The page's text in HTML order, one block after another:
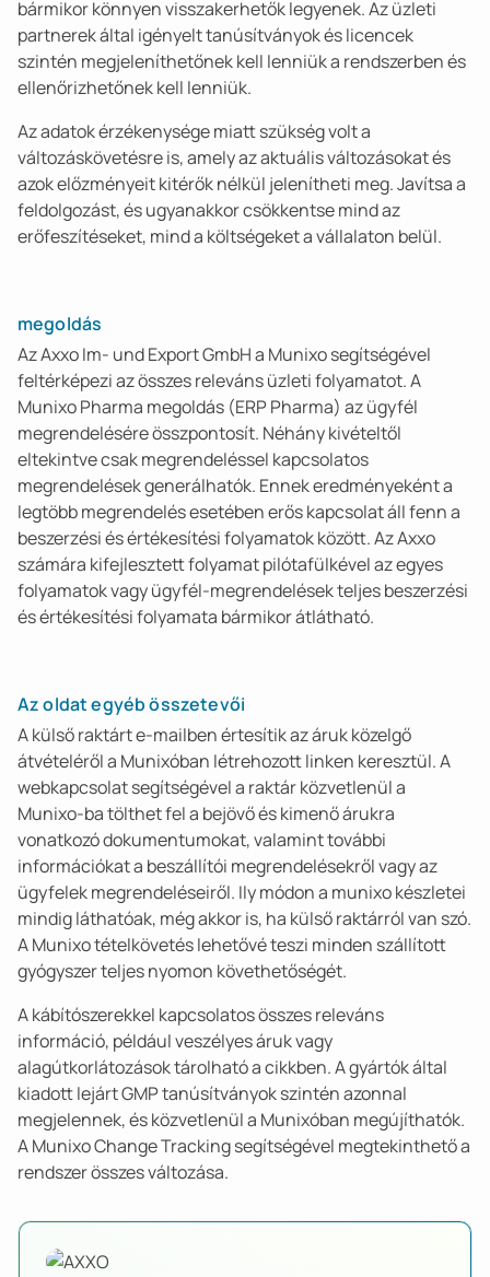
bármikor könnyen visszakerhetők legyenek. Az üzleti
partnerek által igényelt tanúsítványok és licencek
szintén megjeleníthetőnek kell lenniük a rendszerben és
ellenőrizhetőnek kell lenniük.
Az adatok érzékenysége miatt szükség volt a
változáskövetésre is, amely az aktuális változásokat és
azok előzményeit kitérők nélkül jelenítheti meg. Javítsa a
feldolgozást, és ugyanakkor csökkentse mind az
erőfeszítéseket, mind a költségeket a vállalaton belül.
megoldás
Az Axxo Im- und Export GmbH a Munixo segítségével
feltérképezi az összes releváns üzleti folyamatot. A
Munixo Pharma megoldás (ERP Pharma) az ügyfél
megrendelésére összpontosít. Néhány kivételtől
eltekintve csak megrendeléssel kapcsolatos
megrendelések generálhatók. Ennek eredményeként a
legtöbb megrendelés esetében erős kapcsolat áll fenn a
beszerzési és értékesítési folyamatok között. Az Axxo
számára kifejlesztett folyamat pilótafülkével az egyes
folyamatok vagy ügyfél-megrendelések teljes beszerzési
és értékesítési folyamata bármikor átlátható.
Az oldat egyéb összetevői
A külső raktárt e-mailben értesítik az áruk közelgő
átvételéről a Munixóban létrehozott linken keresztül. A
webkapcsolat segítségével a raktár közvetlenül a
Munixo-ba tölthet fel a bejövő és kimenő árukra
vonatkozó dokumentumokat, valamint további
információkat a beszállítói megrendelésekről vagy az
ügyfelek megrendeléseiről. Ily módon a munixo készletei
mindig láthatóak, még akkor is, ha külső raktárról van szó.
A Munixo tételkövetés lehetővé teszi minden szállított
gyógyszer teljes nyomon követhetőségét.
A kábítószerekkel kapcsolatos összes releváns
információ, például veszélyes áruk vagy
alagútkorlátozások tárolható a cikkben. A gyártók által
kiadott lejárt GMP tanúsítványok szintén azonnal
megjelennek, és közvetlenül a Munixóban megújíthatók.
A Munixo Change Tracking segítségével megtekinthető a
rendszer összes változása.